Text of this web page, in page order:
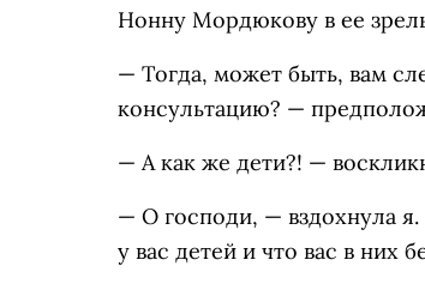
Нонну Мордюкову в ее
— Тогда, может быть, вам
консультацию? —
— А как же дети?! —
— О господи, — вздохнула
у вас детей и что вас в них